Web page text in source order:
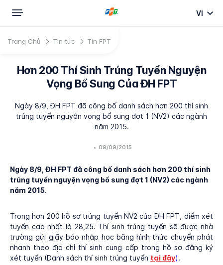
VI
Trang Chủ Tin tức Tin FPT
Hơn 200 Thí Sinh Trúng Tuyển Nguyện
Vọng Bổ Sung Của ĐH FPT
Ngày 8/9, ĐH FPT đã công bố danh sách hơn 200 thí sinh
trúng tuyển nguyện vọng bổ sung đợt 1 (NV2) các ngành
năm 2015.
• 09/09/2015
Ngày 8/9, ĐH FPT đã công bố danh sách hơn 200 thí sinh
trúng tuyển nguyện vọng bổ sung đợt 1 (NV2) các ngành
năm 2015.
Trong hơn 200 hồ sơ trúng tuyển NV2 của ĐH FPT, điểm xét
tuyển cao nhất là 28,25. Thí sinh trúng tuyển sẽ được nhà
trường gửi giấy báo nhập học bằng hình thức chuyển phát
nhanh theo địa chỉ thí sinh cung cấp trong hồ sơ đăng ký
xét tuyển (Danh sách thí sinh trúng tuyển tại đây).